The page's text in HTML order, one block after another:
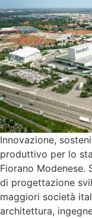
Innovazione,
produttivo per lo
Fiorano Modenese.
di progettazione
maggiori società
architettura,